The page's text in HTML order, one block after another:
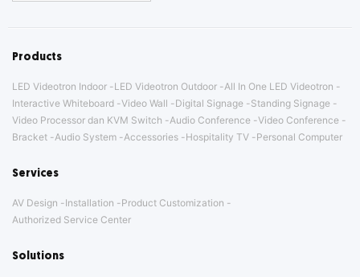
Products
LED Videotron Indoor LED Videotron Outdoor All In One LED Videotron
Interactive Whiteboard Video Wall Digital Signage
Standing Signage
Video Processor dan KVM Switch
Audio Conference Video Conference
Bracket Audio System Accessories Hospitality TV Personal Computer
Services
AV Design Installation
Product Customization
Authorized Service Center
Solutions